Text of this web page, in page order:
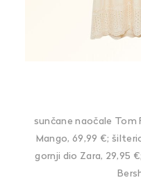
sunčane naočale Tom
Mango, 69,99 €;
gornji dio Zara, 29,95